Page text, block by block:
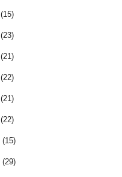
(15)
(23)
(21)
(22)
(21)
(22)
(15)
(29)